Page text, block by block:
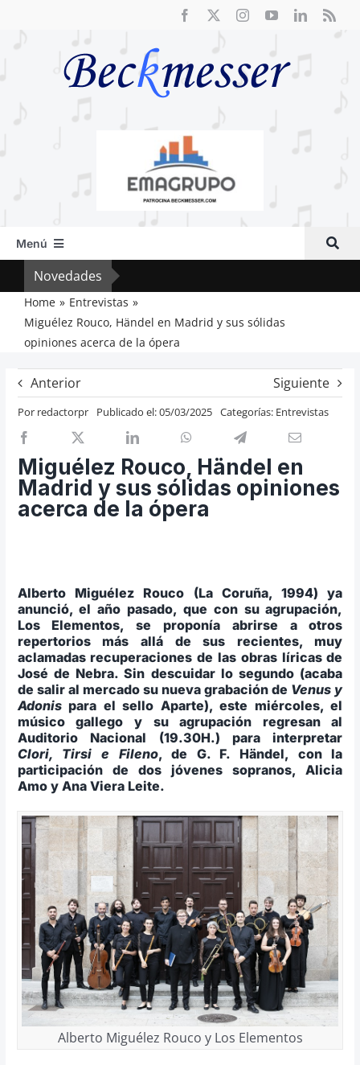
Menú
Inicio
Actual
Artículos
Crítica
Previos de ópera
Entrevistas
Recomendación
Cosas de Beckmesser
Nosotros y privacidad
Buscar:
Novedades
Home
Entrevistas
Miguélez Rouco, Händel en Madrid y sus sólidas
opiniones acerca de la ópera
Anterior Siguiente
Por redactorpr Publicado el: 05/03/2025 Categorías: Entrevistas
Miguélez Rouco, Händel en
Madrid y sus sólidas opiniones
acerca de la ópera
Alberto Miguélez Rouco (La Coruña, 1994) ya
anunció, el año pasado, que con su agrupación,
Los Elementos, se proponía abrirse a otros
repertorios más allá de sus recientes, muy
aclamadas recuperaciones de las obras líricas de
José de Nebra. Sin descuidar lo segundo (acaba
de salir al mercado su nueva grabación de Venus y
Adonispara el sello Aparte), este miércoles, el
músico gallego y su agrupación regresan al
Auditorio Nacional (19.30H.) para interpretar
Clori, Tirsi e Fileno, de G. F. Händel, con la
participación de dos jóvenes sopranos, Alicia
Amo y Ana Viera Leite.
Alberto Miguélez Rouco y Los Elementos